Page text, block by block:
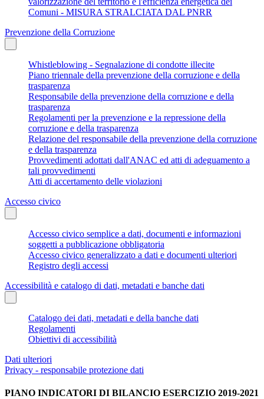
Comuni - MISURA STRALCIATA DAL PNRR
Prevenzione della Corruzione
Whistleblowing - Segnalazione di condotte illecite
Piano triennale della prevenzione della corruzione e della
trasparenza
Responsabile della prevenzione della corruzione e della
trasparenza
Regolamenti per la prevenzione e la repressione della
corruzione e della trasparenza
Relazione del responsabile della prevenzione della corruzione
e della trasparenza
Provvedimenti adottati dall'ANAC ed atti di adeguamento a
tali provvedimenti
Atti di accertamento delle violazioni
Accesso civico
Accesso civico semplice a dati, documenti e informazioni
soggetti a pubblicazione obbligatoria
Accesso civico generalizzato a dati e documenti ulteriori
Registro degli accessi
Accessibilità e catalogo di dati, metadati e banche dati
Catalogo dei dati, metadati e della banche dati
Regolamenti
Obiettivi di accessibilità
Dati ulteriori
Privacy - responsabile protezione dati
PIANO INDICATORI DI BILANCIO ESERCIZIO 2019-2021